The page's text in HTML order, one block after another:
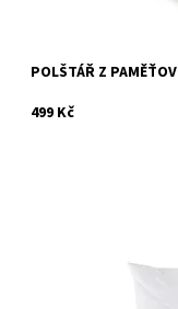
POLŠTÁŘ Z
499 Kč
Polštář je základem
z dutého vlákna